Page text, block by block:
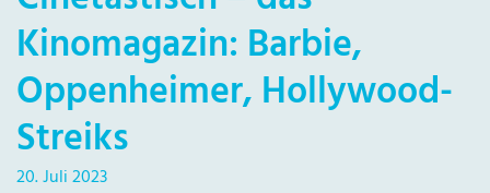
Kinomagazin: Barbie,
Oppenheimer, Hollywood-
Streiks
20. Juli 2023